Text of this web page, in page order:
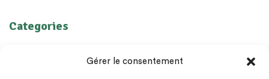
Gérer le consentement
Categories